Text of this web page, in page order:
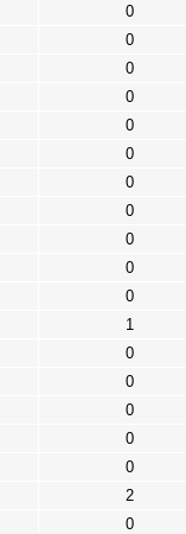
0
0
0
0
0
0
0
0
0
0
0
1
0
0
0
0
0
2
0